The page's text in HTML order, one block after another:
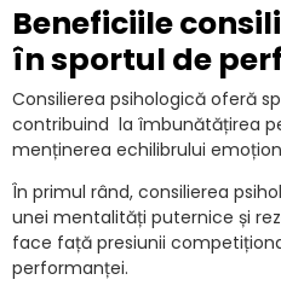
Beneficiile
în sportul de
Consilierea psihologică oferă
contribuind la îmbunătățirea
menținerea echilibrului
În primul rând, consilierea
unei mentalități puternice și
face față presiunii
performanței.